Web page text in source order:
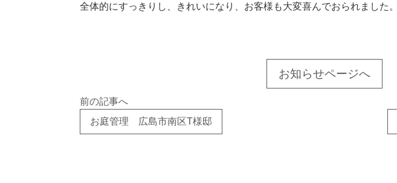
全体的にすっきりし、きれいになり、お客様も大変喜んでおられました。
お知らせページへ
前の記事へ
お庭管理 広島市南区T様邸